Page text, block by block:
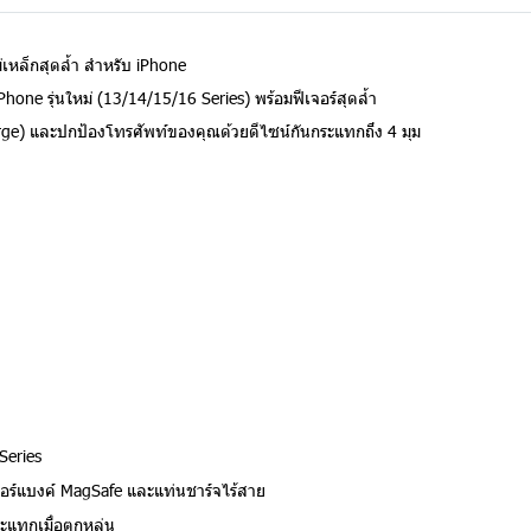
เหล็กสุดล้ำ สำหรับ iPhone
รุ่นใหม่ (13/14/15/16 Series) พร้อมฟีเจอร์สุดล้ำ
และปกป้องโทรศัพท์ของคุณด้วยดีไซน์กันกระแทกถึง 4 มุม
ร์แบงค์ MagSafe และแท่นชาร์จไร้สาย
แทกเมื่อตกหล่น